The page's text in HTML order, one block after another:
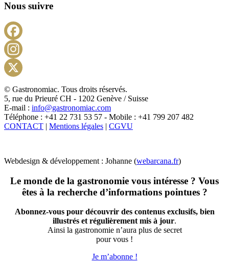
Nous suivre
X
© Gastronomiac. Tous droits réservés.
5, rue du Prieuré CH - 1202 Genève / Suisse
E-mail : info@gastronomiac.com
Téléphone : +41 22 731 53 57 - Mobile : +41 799 207 482
CONTACT | Mentions légales | CGVU
Webdesign & développement : Johanne (webarcana.fr)
Le monde de la gastronomie vous intéresse ? Vous
êtes à la recherche d’informations pointues ?
Abonnez-vous pour découvrir des contenus exclusifs, bien
illustrés et régulièrement mis à jour.
Ainsi la gastronomie n’aura plus de secret
pour vous !
Je m’abonne !